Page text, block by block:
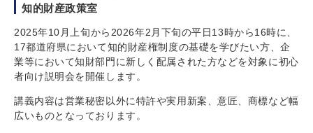
知的財産政策室
2025年10月上旬から2026年2月下旬の平日13時から16時に、
17都道府県において知的財産権制度の基礎を学びたい方、企
業等において知財部門に新しく配属された方などを対象に初心
者向け説明会を開催します。
講義内容は営業秘密以外に特許や実用新案、意匠、商標など幅
広いものとなっております。